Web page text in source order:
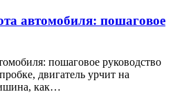
автомобиля: пошаговое
пошаговое руководство
двигатель урчит на
как…